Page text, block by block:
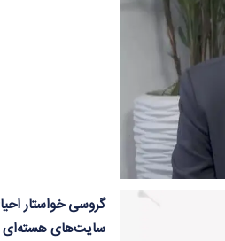
گروسی خواستار
سایت‌های هسته‌ای